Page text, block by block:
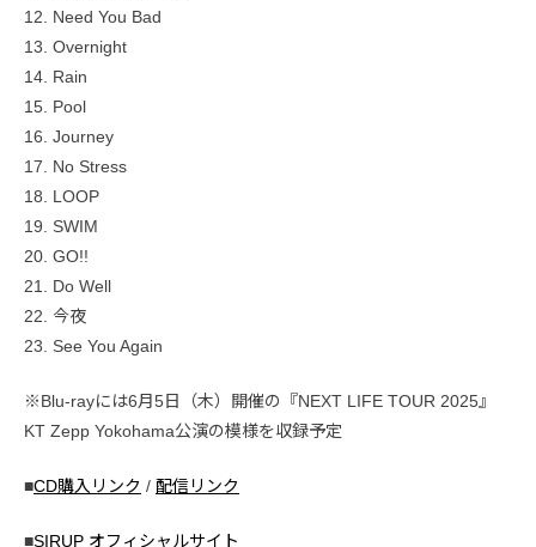
12. Need You Bad
13. Overnight
14. Rain
15. Pool
16. Journey
17. No Stress
18. LOOP
19. SWIM
20. GO!!
21. Do Well
22. 今夜
23. See You Again
※Blu-rayには6月5日（木）開催の『NEXT LIFE TOUR 2025』
KT Zepp Yokohama公演の模様を収録予定
■CD購入リンク / 配信リンク
■SIRUP オフィシャルサイト